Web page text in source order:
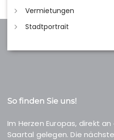
Vermietungen
Stadtportrait
So finden Sie uns!
Im Herzen Europas, direkt
Saartal gelegen. Die